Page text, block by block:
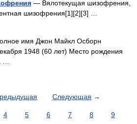
— Вялотекущая шизофрения,
шизофрения[1][2][3] …
имя Джон Майкл Осборн
1948 (60 лет) Место рождения
…
Следующая →
4 5 6 7 8
9